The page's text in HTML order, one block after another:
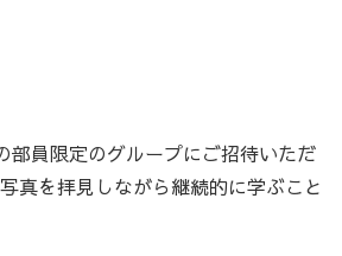
部員限定のグループにご招待いただ
真を拝見しながら継続的に学ぶこと